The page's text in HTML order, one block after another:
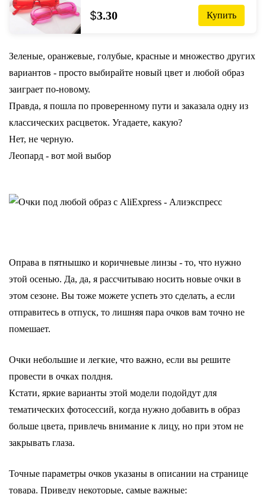
женские брендовые дизайнерские ретро
солнцезащитные очки прямоугольные ...
$3.30 Купить
Зеленые, оранжевые, голубые, красные и множество других
вариантов - просто выбирайте новый цвет и любой образ
заиграет по-новому.
Правда, я пошла по проверенному пути и заказала одну из
классических расцветок. Угадаете, какую?
Нет, не черную.
Леопард - вот мой выбор
Оправа в пятнышко и коричневые линзы - то, что нужно
этой осенью. Да, да, я рассчитываю носить новые очки в
этом сезоне. Вы тоже можете успеть это сделать, а если
отправитесь в отпуск, то лишняя пара очков вам точно не
помешает.
Очки небольшие и легкие, что важно, если вы решите
провести в очках полдня.
Кстати, яркие варианты этой модели подойдут для
тематических фотосессий, когда нужно добавить в образ
больше цвета, привлечь внимание к лицу, но при этом не
закрывать глаза.
Точные параметры очков указаны в описании на странице
товара. Приведу некоторые, самые важные: